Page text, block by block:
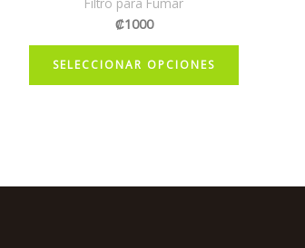
₡1000
SELECCIONAR OPCIONES
Este
Las